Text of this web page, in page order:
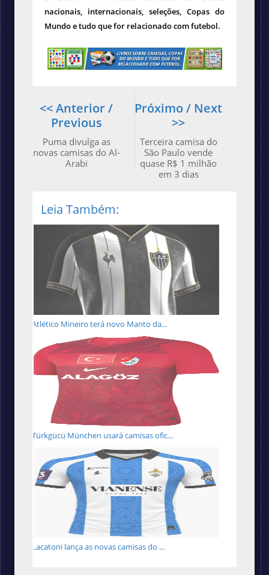
nacionais, internacionais, seleções, Copas do
Mundo e tudo que for relacionado com futebol.
Próximo / Next
>>
Terceira camisa do
São Paulo vende
quase R$ 1 milhão
em 3 dias
<< Anterior /
Previous
Puma divulga as
novas camisas do Al-
Arabi
Leia Também:
Atlético Mineiro terá novo Manto da...
Türkgücü München usará camisas ofic...
Lacatoni lança as novas camisas do ...